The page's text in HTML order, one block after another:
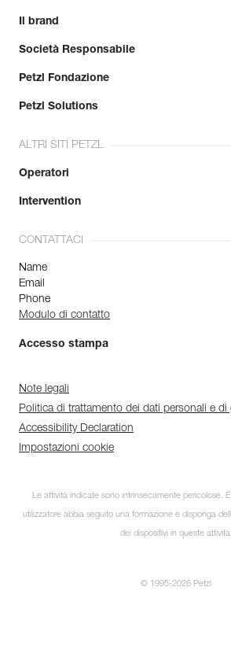
Il brand
Società Responsabile
Petzl Fondazione
Petzl Solutions
ALTRI SITI PETZL
Operatori
Intervention
CONTATTACI
Name
Email
Phone
Modulo di contatto
Accesso stampa
Note legali
Politica di trattamento dei dati personali e
Accessibility Declaration
Impostazioni cookie
Le attività indicate sono intrinsecamente pericolose.
utilizzatore abbia seguito una formazione e disponga
dei dispositivi in queste attività.
© 1995-2026 Petzl